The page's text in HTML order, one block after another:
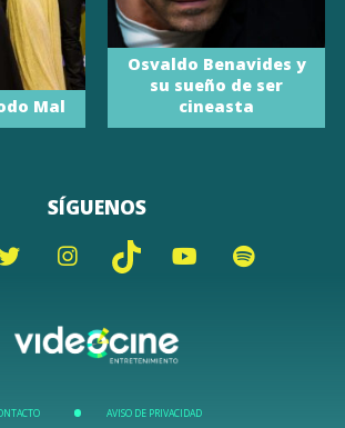
Mal
Osvaldo Benavides y
su sueño de ser
cineasta
SÍGUENOS
AVISO DE PRIVACIDAD